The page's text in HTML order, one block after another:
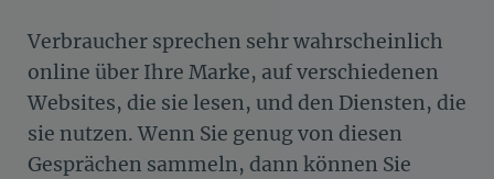
Verbraucher sprechen sehr wahrscheinlich
online über Ihre Marke, auf verschiedenen
Websites, die sie lesen, und den Diensten, die
sie nutzen. Wenn Sie genug von diesen
Gesprächen sammeln, dann können Sie